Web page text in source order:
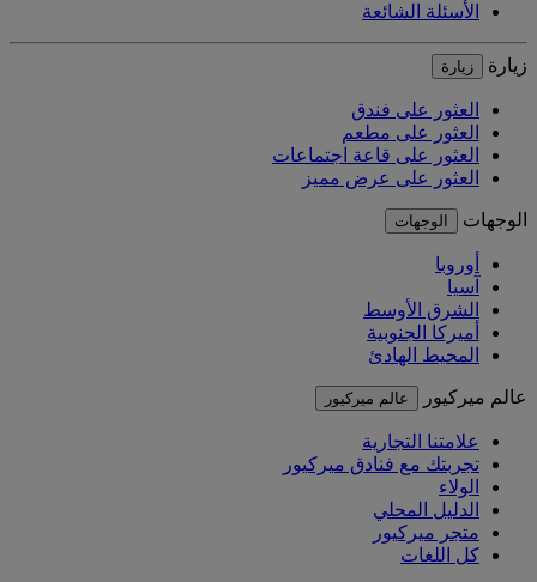
الأسئلة الشائعة
زيارة زيارة
العثور على فندق
العثور على مطعم
العثور على قاعة اجتماعات
العثور على عرض مميز
الوجهات الوجهات
أوروبا
آسيا
الشرق الأوسط
أميركا الجنوبية
المحيط الهادئ
عالم ميركيور عالم ميركيور
علامتنا التجارية
تجربتك مع فنادق ميركيور
الولاء
الدليل المحلي
متجر ميركيور
كل اللغات